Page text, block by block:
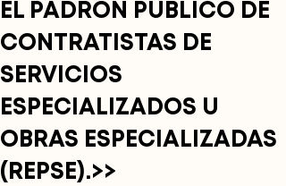
EL PADRÓN PÚBLICO DE
CONTRATISTAS DE
SERVICIOS
ESPECIALIZADOS U
OBRAS ESPECIALIZADAS
(REPSE).>>